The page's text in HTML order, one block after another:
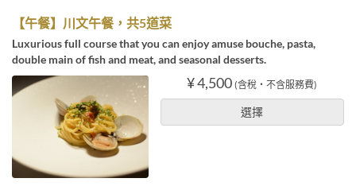
【午餐】川文午餐，共5道菜
Luxurious full course that you can enjoy amuse bouche, pasta,
double main of fish and meat, and seasonal desserts.
¥ 4,500 (含稅・不含服務費)
選擇